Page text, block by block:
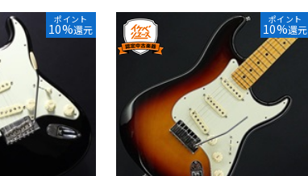
ポイント
10%還元
ポイント
10%還元